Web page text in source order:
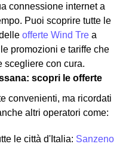
connessione internet a
Puoi scoprire tutte le
offerte Wind Tre a
promozioni e tariffe che
scegliere con cura.
scopri le offerte
convenienti, ma ricordati
altri operatori come:
le città d'Italia: Sanzeno